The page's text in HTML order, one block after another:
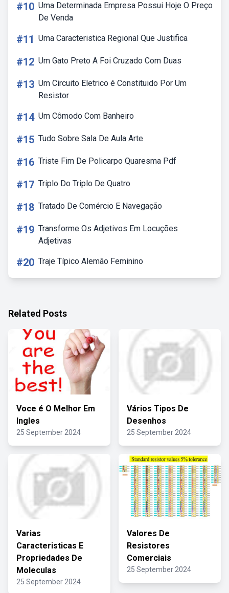
#10 Uma Determinada Empresa Possui Hoje O Preço
De Venda
#11 Uma Caracteristica Regional Que Justifica
#12 Um Gato Preto A Foi Cruzado Com Duas
#13 Um Circuito Eletrico é Constituido Por Um
Resistor
#14 Um Cômodo Com Banheiro
#15 Tudo Sobre Sala De Aula Arte
#16 Triste Fim De Policarpo Quaresma Pdf
#17 Triplo Do Triplo De Quatro
#18 Tratado De Comércio E Navegação
#19 Transforme Os Adjetivos Em Locuções
Adjetivas
#20 Traje Típico Alemão Feminino
Related Posts
Voce é O Melhor Em
Ingles
25 September 2024
Vários Tipos De
Desenhos
25 September 2024
Varias
Caracteristicas E
Propriedades De
Moleculas
25 September 2024
Valores De
Resistores
Comerciais
25 September 2024